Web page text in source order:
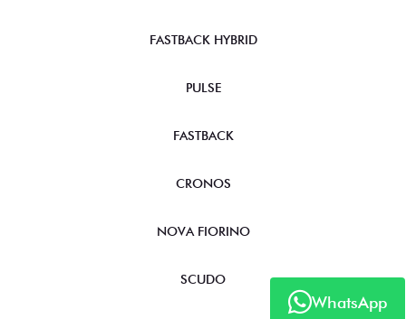
WhatsApp
FASTBACK HYBRID
PULSE
FASTBACK
CRONOS
NOVA FIORINO
SCUDO